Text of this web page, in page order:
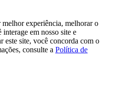
experiência, melhorar o
em nosso site e
este site, você concorda com o
consulte a Política de